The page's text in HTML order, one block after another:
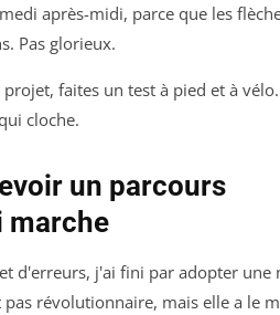
après-midi, parce que les
Pas glorieux.
faites un test à pied et à
cloche.
un parcours
marche
d'erreurs, j'ai fini par adopter une
pas révolutionnaire, mais elle a le